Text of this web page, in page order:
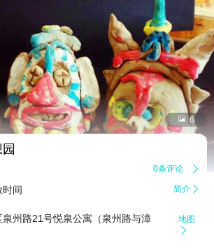
 6
0条评论 
时间 简介 
州路21号悦泉公寓（泉州路与漳
地图
